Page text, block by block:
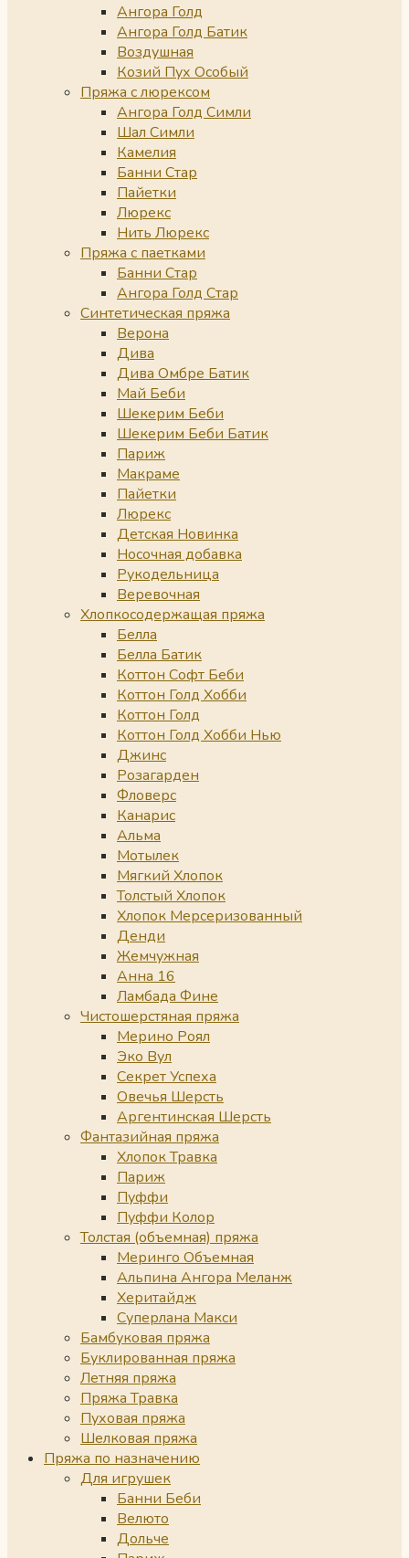
Ангора Голд
Ангора Голд Батик
Воздушная
Козий Пух Особый
Пряжа с люрексом
Ангора Голд Симли
Шал Симли
Камелия
Банни Стар
Пайетки
Люрекс
Нить Люрекс
Пряжа с паетками
Банни Стар
Ангора Голд Стар
Синтетическая пряжа
Верона
Дива
Дива Омбре Батик
Май Беби
Шекерим Беби
Шекерим Беби Батик
Париж
Макраме
Пайетки
Люрекс
Детская Новинка
Носочная добавка
Рукодельница
Веревочная
Хлопкосодержащая пряжа
Белла
Белла Батик
Коттон Софт Беби
Коттон Голд Хобби
Коттон Голд
Коттон Голд Хобби Нью
Джинс
Розагарден
Фловерс
Канарис
Альма
Мотылек
Мягкий Хлопок
Толстый Хлопок
Хлопок Мерсеризованный
Денди
Жемчужная
Анна 16
Ламбада Фине
Чистошерстяная пряжа
Мерино Роял
Эко Вул
Секрет Успеха
Овечья Шерсть
Аргентинская Шерсть
Фантазийная пряжа
Хлопок Травка
Париж
Пуффи
Пуффи Колор
Толстая (объемная) пряжа
Меринго Объемная
Альпина Ангора Меланж
Херитайдж
Суперлана Макси
Бамбуковая пряжа
Буклированная пряжа
Летняя пряжа
Пряжа Травка
Пуховая пряжа
Шелковая пряжа
Пряжа по назначению
Для игрушек
Банни Беби
Велюто
Дольче